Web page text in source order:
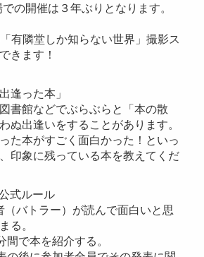
の開催は３年ぶりとなります。
有隣堂しか知らない世界」撮影ス
きます！
逢った本」
書館などでぶらぶらと「本の散
ぬ出逢いをすることがあります。
た本がすごく面白かった！といっ
印象に残っている本を教えてくだ
式ルール
（バトラー）が読んで面白いと思
る。
で本を紹介する。